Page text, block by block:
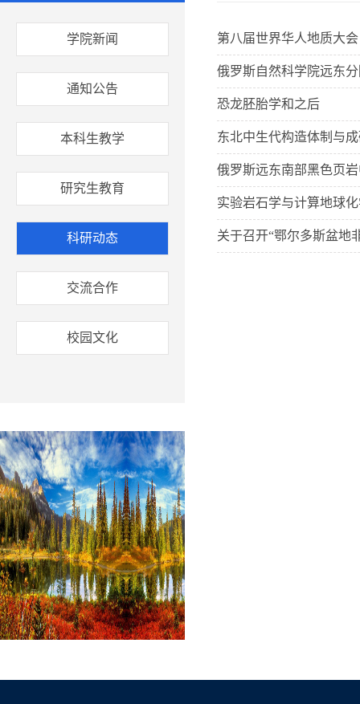
学院新闻
通知公告
本科生教学
研究生教育
科研动态
交流合作
校园文化
第八届世界华人地质大会
俄罗斯自然科学院远东
恐龙胚胎学和之后
东北中生代构造体制与
俄罗斯远东南部黑色页
实验岩石学与计算地球
关于召开“鄂尔多斯盆地